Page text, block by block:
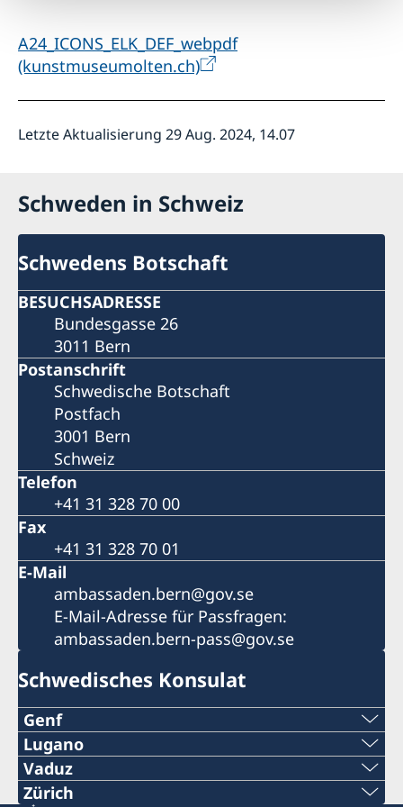
A24_ICONS_ELK_DEF_webpdf
(kunstmuseumolten.ch)
Letzte Aktualisierung 29 Aug. 2024, 14.07
Schweden in Schweiz
Schwedens Botschaft
BESUCHSADRESSE
Bundesgasse 26
3011 Bern
Postanschrift
Schwedische Botschaft
Postfach
3001 Bern
Schweiz
Telefon
+41 31 328 70 00
Fax
+41 31 328 70 01
E-Mail
ambassaden.bern@gov.se
E-Mail-Adresse für Passfragen:
ambassaden.bern-pass@gov.se
Schwedisches Konsulat
Genf
Rue de l’ Arquebuse 8
1204 Genève
Lugano
Telefon:
Vaduz
Telefon:
Zürich